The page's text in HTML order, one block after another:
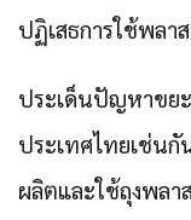
ปฏิเสธการใช้พล
ประเด็นปัญหาขย
ประเทศไทยเช่
ผลิตและใช้ถุงพล